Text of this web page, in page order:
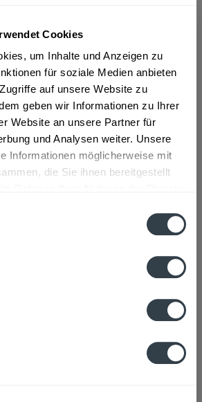
Cookies
um Inhalte und Anzeigen zu
für soziale Medien anbieten
auf unsere Website zu
geben wir Informationen zu Ihrer
Website an unsere Partner für
und Analysen weiter. Unsere
Informationen möglicherweise mit
die Sie ihnen bereitgestellt
1 Liter)
13394
S.p.A. Via Sacchetti 20 20099 Sesto